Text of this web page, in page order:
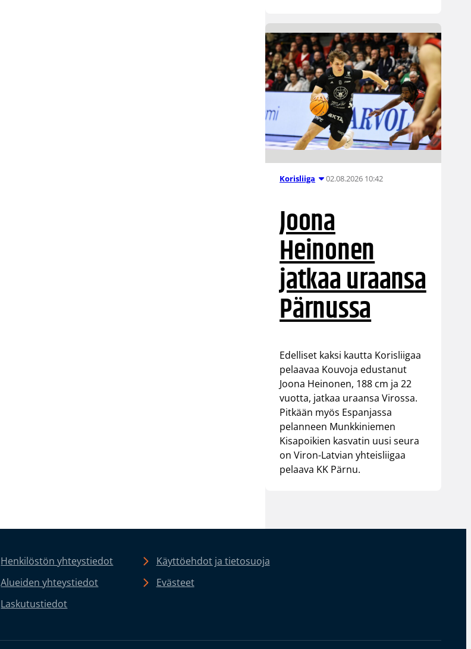
Korisliiga 02.08.2026 10:42
Joona
Heinonen
jatkaa uraansa
Pärnussa
Edelliset kaksi kautta Korisliigaa
pelaavaa Kouvoja edustanut
Joona Heinonen, 188 cm ja 22
vuotta, jatkaa uraansa Virossa.
Pitkään myös Espanjassa
pelanneen Munkkiniemen
Kisapoikien kasvatin uusi seura
on Viron-Latvian yhteisliigaa
pelaava KK Pärnu.
Henkilöstön yhteystiedot
Alueiden yhteystiedot
Laskutustiedot
Käyttöehdot ja tietosuoja
Evästeet